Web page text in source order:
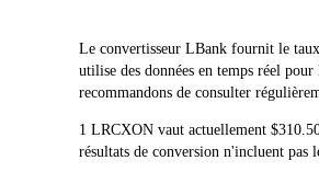
Le convertisseur LBank fournit le
utilise des données en temps réel
recommandons de consulter
1 LRCXON vaut actuellement
résultats de conversion n'incluent pas